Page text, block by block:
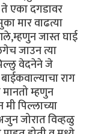
एका दगडावर
मार वाढत्या
जास्त घाई
जाउन त्या
वेदनेने जे
राग
म्हणुन
पिल्लाच्या
जोरात विव्हळु